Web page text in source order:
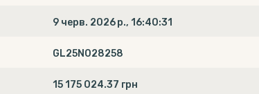
9 черв. 2026 р., 16:40:31
GL25N028258
15 175 024.37 грн